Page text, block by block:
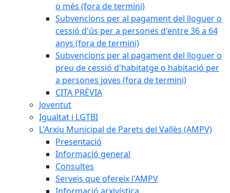
o més (fora de termini)
Subvencions per al pagament del lloguer o
cessió d'ús per a persones d'entre 36 a 64
anys (fora de termini)
Subvencions per al pagament del lloguer o
preu de cessió d'habitatge o habitació per
a persones joves (fora de termini)
CITA PRÈVIA
Joventut
Igualtat i LGTBI
L'Arxiu Municipal de Parets del Vallès (AMPV)
Presentació
Informació general
Consultes
Serveis que ofereix l'AMPV